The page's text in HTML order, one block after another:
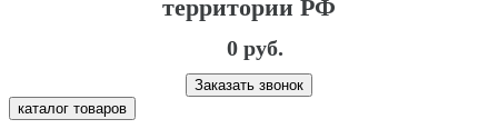
территории РФ
0 руб.
Заказать звонок
каталог товаров